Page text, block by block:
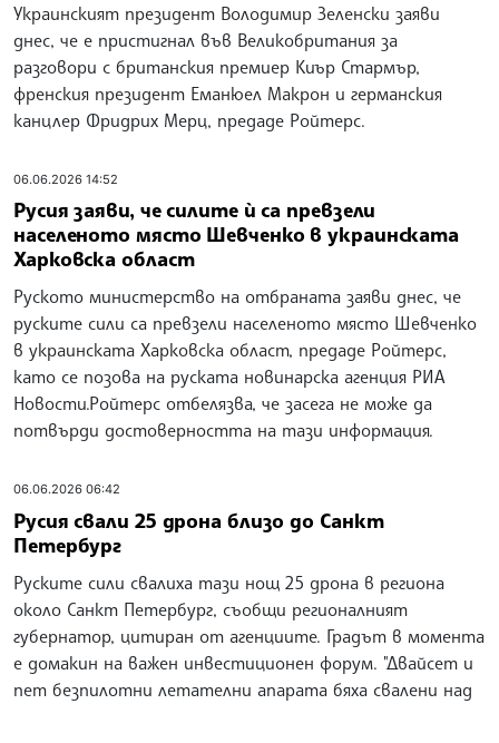
Украинският президент Володимир Зеленски заяви
днес, че е пристигнал във Великобритания за
разговори с британския премиер Киър Стармър,
френския президент Еманюел Макрон и германския
канцлер Фридрих Мерц, предаде Ройтерс.
06.06.2026 14:52
Русия заяви, че силите ѝ са превзели
населеното място Шевченко в украинската
Харковска област
Руското министерство на отбраната заяви днес, че
руските сили са превзели населеното място Шевченко
в украинската Харковска област, предаде Ройтерс,
като се позова на руската новинарска агенция РИА
Новости.Ройтерс отбелязва, че засега не може да
потвърди достоверността на тази информация.
06.06.2026 06:42
Русия свали 25 дрона близо до Санкт
Петербург
Руските сили свалиха тази нощ 25 дрона в региона
около Санкт Петербург, съобщи регионалният
губернатор, цитиран от агенциите. Градът в момента
е домакин на важен инвестиционен форум. "Двайсет и
пет безпилотни летателни апарата бяха свалени над